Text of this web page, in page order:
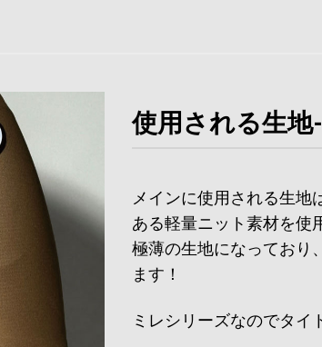
使用される生
メインに使用される生地
ある軽量ニット素材を使
極薄の生地になっており
ます！
ミレシリーズなのでタイ